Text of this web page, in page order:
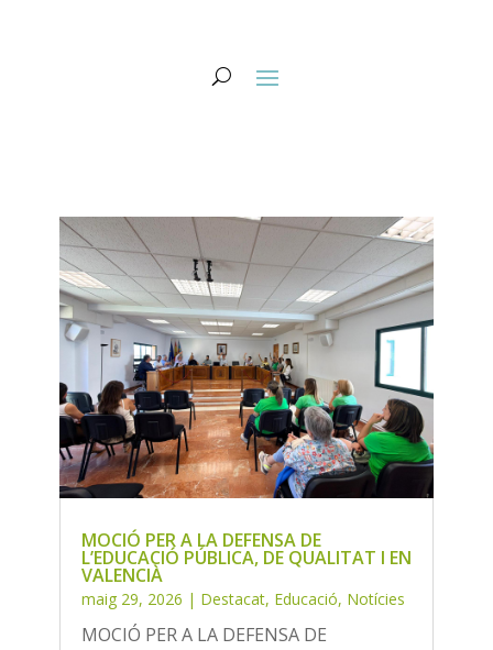
MOCIÓ PER A LA DEFENSA DE
L’EDUCACIÓ PÚBLICA, DE QUALITAT I EN
VALENCIÀ
maig 29, 2026 | Destacat, Educació, Notícies
MOCIÓ PER A LA DEFENSA DE